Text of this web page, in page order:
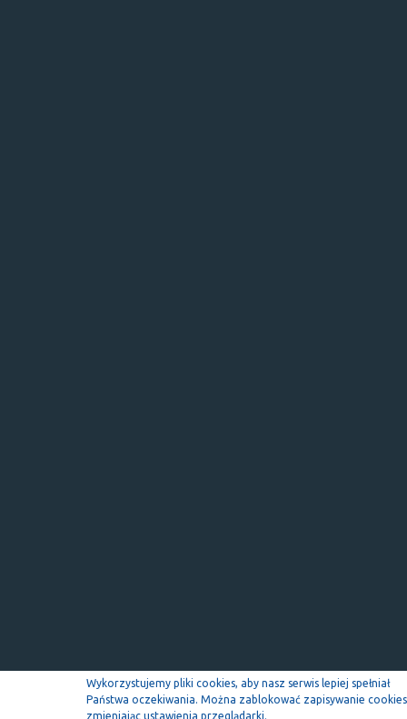
Wykorzystujemy pliki cookies, aby nasz serwis lepiej spełniał
Państwa oczekiwania. Można zablokować zapisywanie
zmieniając ustawienia przeglądarki.